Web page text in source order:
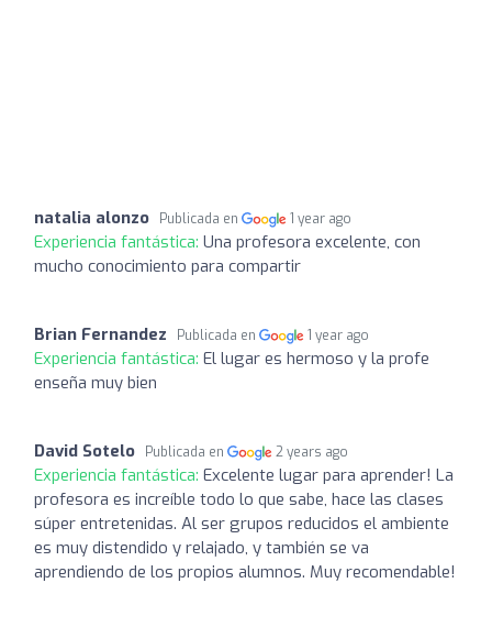
natalia alonzo Publicada en 1 year ago
Experiencia fantástica: Una profesora excelente, con
mucho conocimiento para compartir
Brian Fernandez Publicada en 1 year ago
Experiencia fantástica: El lugar es hermoso y la profe
enseña muy bien
David Sotelo Publicada en 2 years ago
Experiencia fantástica: Excelente lugar para aprender! La
profesora es increíble todo lo que sabe, hace las clases
súper entretenidas. Al ser grupos reducidos el ambiente
es muy distendido y relajado, y también se va
aprendiendo de los propios alumnos. Muy recomendable!